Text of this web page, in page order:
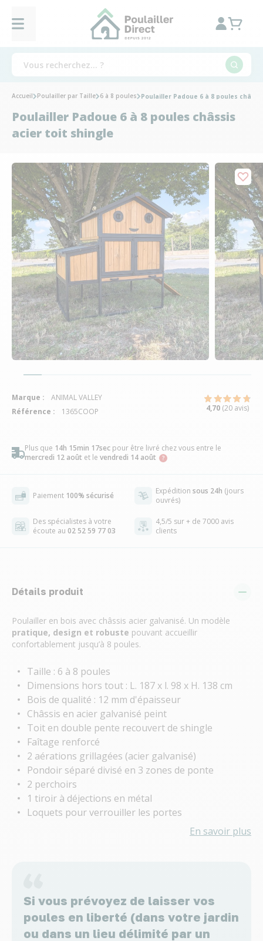
Plus que 14h 15min 17sec pour être livré chez vous entre le
mercredi 12 août et le vendredi 14 août
Paiement 100% sécurisé Expédition sous 24h (jours
ouvrés)
Des spécialistes à votre
écoute au 02 52 59 77 03
4,5/5 sur + de 7000 avis
clients
Détails produit
Poulailler en bois avec châssis acier galvanisé. Un modèle
pratique, design et robuste pouvant accueillir
confortablement jusqu’à 8 poules.
Taille : 6 à 8 poules
Dimensions hors tout : L. 187 x l. 98 x H. 138 cm
Bois de qualité : 12 mm d'épaisseur
Châssis en acier galvanisé peint
Toit en double pente recouvert de shingle
Faîtage renforcé
2 aérations grillagées (acier galvanisé)
Pondoir séparé divisé en 3 zones de ponte
2 perchoirs
1 tiroir à déjections en métal
Loquets pour verrouiller les portes
En savoir plus
Si vous prévoyez de laisser vos
poules en liberté (dans votre jardin
ou dans un lieu délimité par un
Accueil Poulailler par Taille 6 à 8 poules Poulailler Padoue 6 à 8 poules
Poulailler Padoue 6 à 8 poules châssis
acier toit shingle
Marque :
ANIMAL VALLEY
Référence :
1365COOP 4,70 (20 avis)